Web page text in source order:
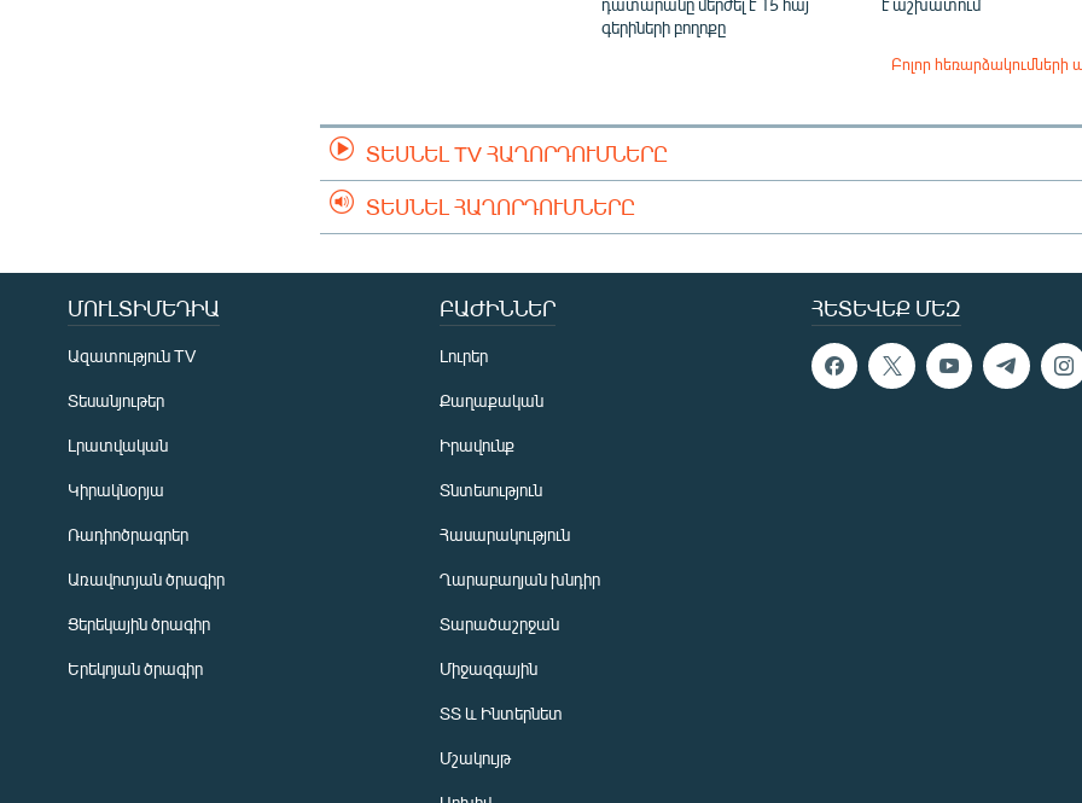
գերիների բողոքը
Բոլոր հեռարձակումների
ՏԵՍՆԵԼ TV ՀԱՂՈՐԴՈՒՄՆԵՐԸ
ՏԵՍՆԵԼ ՀԱՂՈՐԴՈՒՄՆԵՐԸ
ՀԵՏԵՎԵՔ ՄԵԶ
ՄՈՒԼՏԻՄԵԴԻԱ
Ազատություն TV
Տեսանյութեր
Լրատվական
Կիրակնօրյա
Ռադիոծրագրեր
Առավոտյան ծրագիր
Ցերեկային ծրագիր
Երեկոյան ծրագիր
ԲԱԺԻՆՆԵՐ
Լուրեր
Քաղաքական
Իրավունք
Տնտեսություն
Հասարակություն
Ղարաբաղյան խնդիր
Տարածաշրջան
Միջազգային
ՏՏ և Ինտերնետ
Մշակույթ